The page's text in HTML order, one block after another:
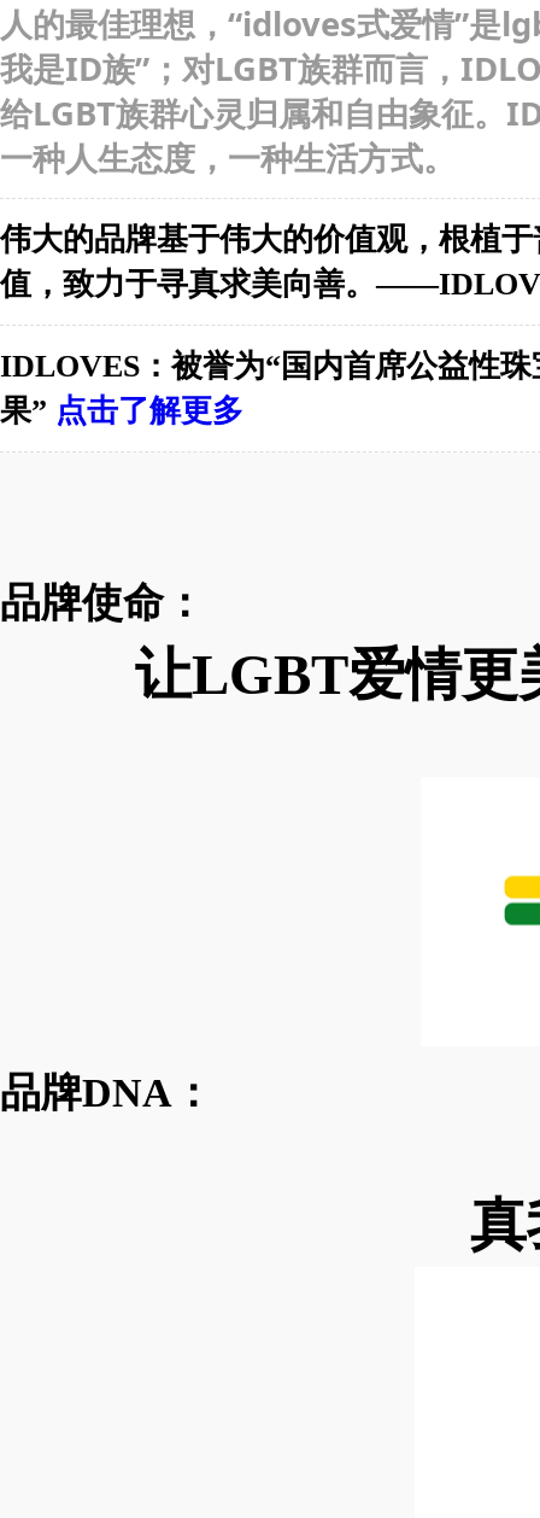
人的最佳理想，“idloves式爱情”是
我是ID族”；对LGBT族群而言，
给LGBT族群心灵归属和自由象征。
一种人生态度，一种生活方式。
伟大的品牌基于伟大的价值观，根植
值，致力于寻真求美向善。
IDLOVES：被誉为“国内首席公益性
果” 点击了解更多
品牌使命：
让LGBT爱情更
品牌DNA：
真